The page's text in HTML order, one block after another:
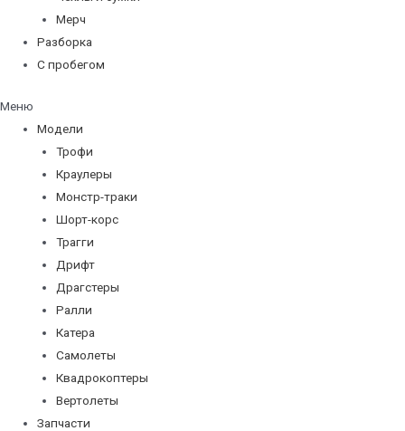
Мерч
Разборка
С пробегом
Меню
Модели
Трофи
Краулеры
Монстр-траки
Шорт-корс
Трагги
Дрифт
Драгстеры
Ралли
Катера
Самолеты
Квадрокоптеры
Вертолеты
Запчасти